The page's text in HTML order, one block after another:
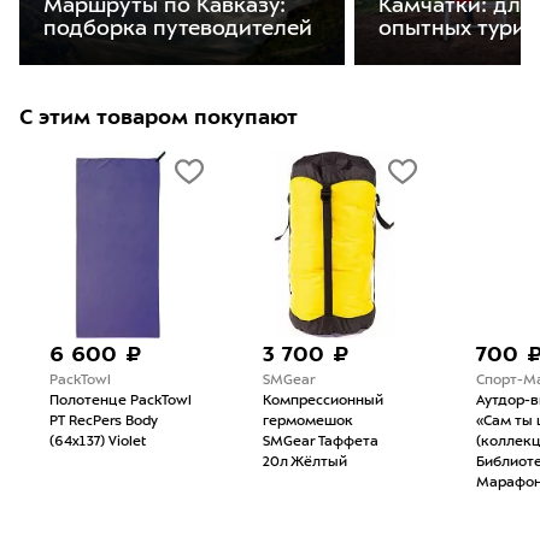
Маршруты по Кавказу:
подборка путеводителей
Камчатки: для
опытных
С этим товаром покупают
6 600 ₽
PackTowl
Полотенце PackTowl
PT RecPers Body
(64x137) Violet
3 700 ₽
SMGear
Компрессионный
гермомешок
SMGear Таффета
20л Жёлтый
700
Спорт-
Аутдор-
«Сам ты